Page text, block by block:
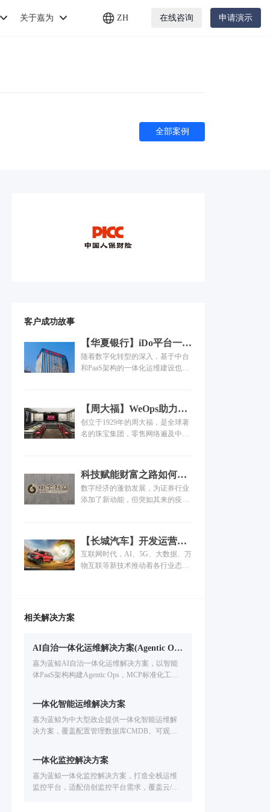
关于嘉为 ZH 在线咨询 申请演示
全部案例
客户成功故事
【华夏银行】iDo平台一体
化运维的落地过程
随着数字化转型的深入，基于中台
和PaaS架构的一体化运维建设也在
具能力进行中台化整合、工具场景
如何联动，是个复杂而庞大的工
程......
【周大福】WeOps助力周
大福开启IT运维数字化转
型之路
创立于1929年的周大福，是全球著
名的珠宝集团，零售网络遍及中
主机监控，监控范围增加了操作系
统、数据库、中间件、虚拟化、云
平台、基础应用等维度，运维人员
可以主动针对影响业务的关键指标
科技赋能财富之路如何大
步迈进？——中金财富研
发转型升级之道
数字经济的蓬勃发展，为证券行业
添加了新动能，但突如其来的疫情
限可能。在数字经济大势下，证券
行业纷纷加大了IT建设投入，并提
出数字化转型的战略。
【长城汽车】开发运营一
体化平台落地，车企深化
数字化转型！
互联网时代，AI、5G、大数据、万
物互联等新技术推动着各行业态的
务。“行业领先”不再仅限于产品的
技术支持的影响。
相关解决方案
AI自治一体化运维解决方案(Agentic Ops)
嘉为蓝鲸AI自治一体化运维解决方案，以智能
体PaaS架构构建Agentic Ops，MCP标准化工具
检、流程数字人端到端运维自治。
一体化智能运维解决方案
嘉为蓝鲸为中大型政企提供一体化智能运维解
决方案，覆盖配置管理数据库CMDB、可观测IT
灾备应急、多云管理CMP、智能运维大模型开
发等企业IT运维场景。基于腾讯蓝鲸PaaS的海量
实践，支持国产信创环境，提升运维效率。免
费申请方案演示。
一体化监控解决方案
嘉为蓝鲸一体化监控解决方案，打造全栈运维
监控平台，适配信创监控平台需求，覆盖云/容